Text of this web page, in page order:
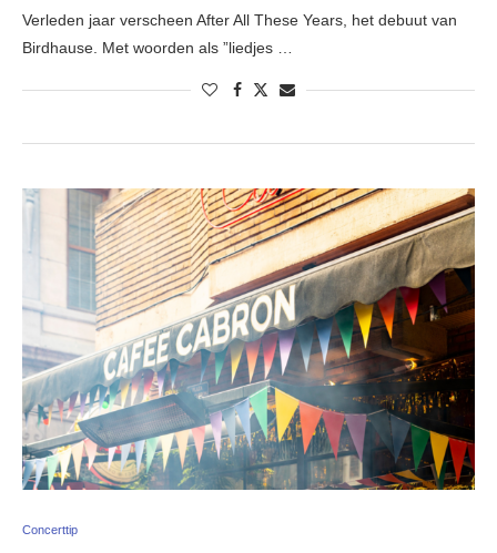
Verleden jaar verscheen After All These Years, het debuut van
Birdhause. Met woorden als ”liedjes …
Concerttip